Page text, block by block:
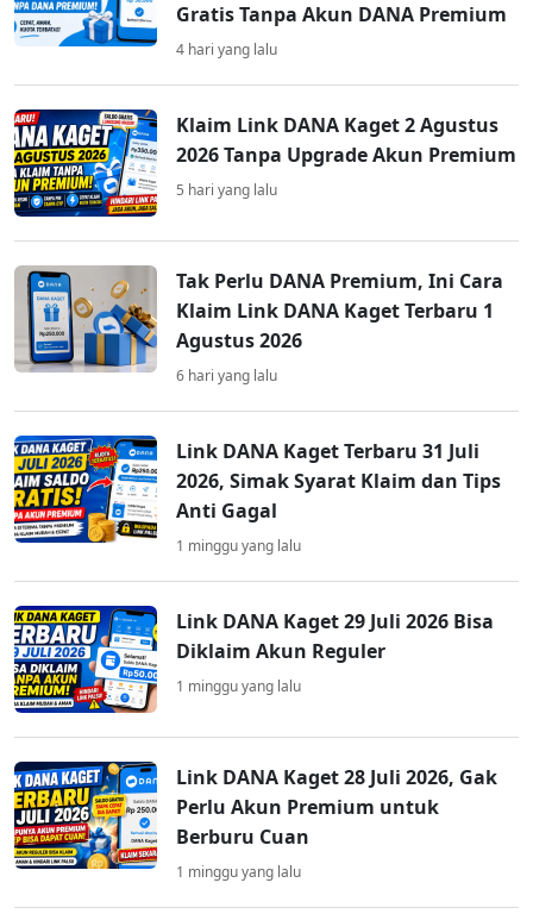
Gratis Tanpa Akun DANA Premium
4 hari yang lalu
Klaim Link DANA Kaget 2 Agustus
2026 Tanpa Upgrade Akun Premium
5 hari yang lalu
Tak Perlu DANA Premium, Ini Cara
Klaim Link DANA Kaget Terbaru 1
Agustus 2026
6 hari yang lalu
Link DANA Kaget Terbaru 31 Juli
2026, Simak Syarat Klaim dan Tips
Anti Gagal
1 minggu yang lalu
Link DANA Kaget 29 Juli 2026 Bisa
Diklaim Akun Reguler
1 minggu yang lalu
Link DANA Kaget 28 Juli 2026, Gak
Perlu Akun Premium untuk
Berburu Cuan
1 minggu yang lalu